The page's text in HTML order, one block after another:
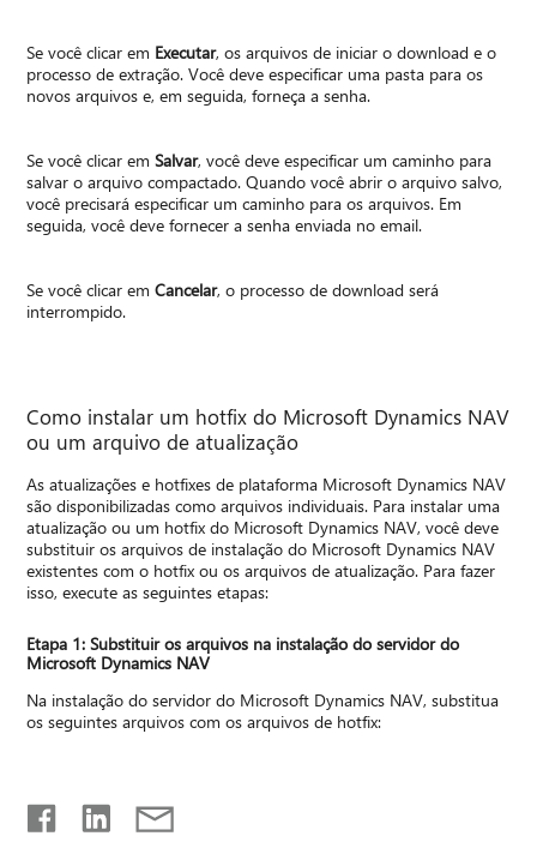
Se você clicar em Executar, os arquivos de iniciar o download e o
processo de extração. Você deve especificar uma pasta para os
novos arquivos e, em seguida, forneça a senha.
Se você clicar emSalvar, você deve especificar um caminho para
salvar o arquivo compactado. Quando você abrir o arquivo salvo,
você precisará especificar um caminho para os arquivos. Em
seguida, você deve fornecer a senha enviada no email.
Se você clicar emCancelar, o processo de download será
interrompido.
Como instalar um hotfix do Microsoft Dynamics NAV
ou um arquivo de atualização
As atualizações e hotfixes de plataforma Microsoft Dynamics NAV
são disponibilizadas como arquivos individuais. Para instalar uma
atualização ou um hotfix do Microsoft Dynamics NAV, você deve
substituir os arquivos de instalação do Microsoft Dynamics NAV
existentes com o hotfix ou os arquivos de atualização. Para fazer
isso, execute as seguintes etapas:
Etapa 1: Substituir os arquivos na instalação do servidor do
Microsoft Dynamics NAV
Na instalação do servidor do Microsoft Dynamics NAV, substitua
os seguintes arquivos com os arquivos de hotfix: